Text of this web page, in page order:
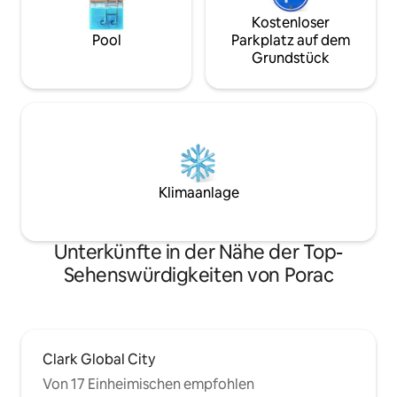
Pool
Kostenloser
Parkplatz auf dem
Grundstück
Klimaanlage
Unterkünfte in der Nähe der Top-
Sehenswürdigkeiten von Porac
Clark Global City
Von 17 Einheimischen empfohlen